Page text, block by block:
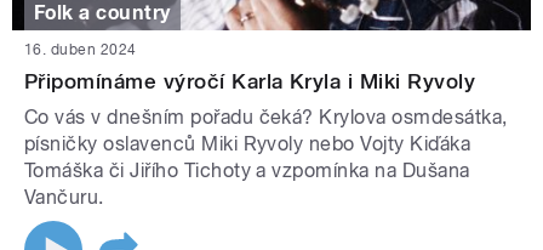
Folk a country
16. duben 2024
Připomínáme výročí Karla Kryla i Miki Ryvoly
Co vás v dnešním pořadu čeká? Krylova osmdesátka,
písničky oslavenců Miki Ryvoly nebo Vojty Kiďáka
Tomáška či Jiřího Tichoty a vzpomínka na Dušana
Vančuru.